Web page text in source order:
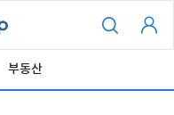
부동산